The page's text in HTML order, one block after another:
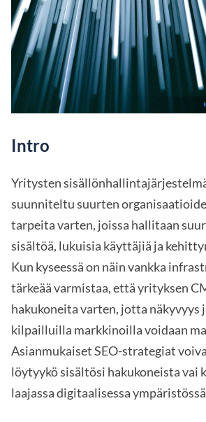
Intro
Yritysten
suunniteltu suurten
tarpeita varten, joissa hallitaan
sisältöä, lukuisia käyttäjiä ja
Kun kyseessä on näin vankka
tärkeää varmistaa, että yrityksen
hakukoneita varten, jotta
kilpailluilla markkinoilla voidaan
Asianmukaiset SEO-strategiat
löytyykö sisältösi hakukoneista vai
laajassa digitaalisessa